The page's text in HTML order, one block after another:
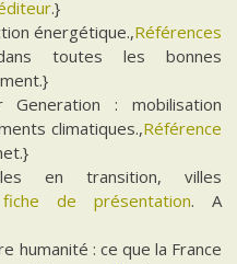
.}
énergétique.,Références
toutes les bonnes
Generation : mobilisation
climatiques.,Référence
en transition, villes
de présentation. A
humanité : ce que la France